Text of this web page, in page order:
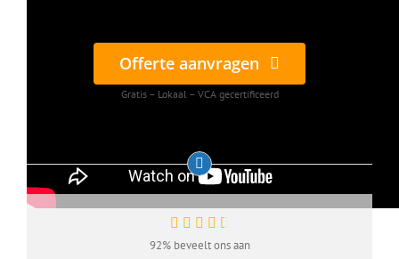
Offerte aanvragen
Gratis – Lokaal – VCA gecertificeerd
92% beveelt ons aan